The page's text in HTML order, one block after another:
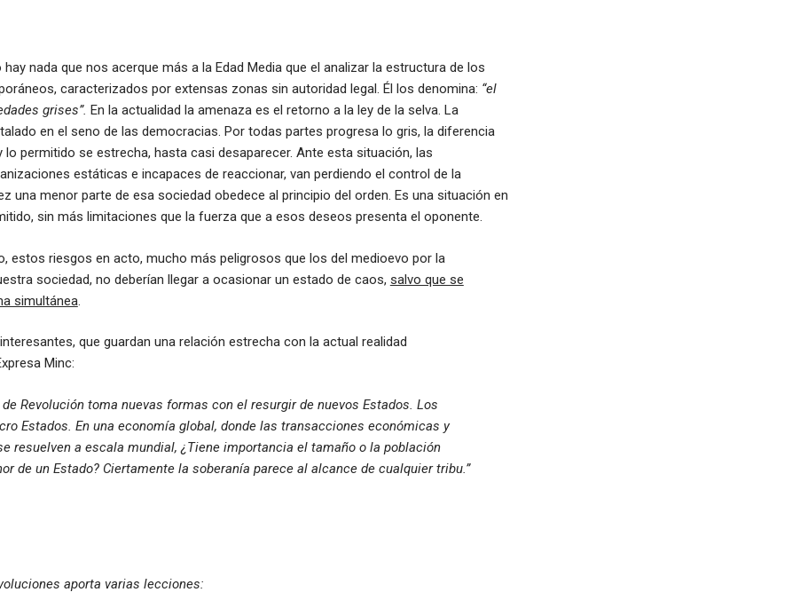
hay nada que nos acerque más a la Edad Media que el analizar la estructura de los
caracterizados por extensas zonas sin autoridad legal. Él los denomina: “el
grises”. En la actualidad la amenaza es el retorno a la ley de la selva. La
en el seno de las democracias. Por todas partes progresa lo gris, la diferencia
lo permitido se estrecha, hasta casi desaparecer. Ante esta situación, las
estáticas e incapaces de reaccionar, van perdiendo el control de la
una menor parte de esa sociedad obedece al principio del orden. Es una situación en
sin más limitaciones que la fuerza que a esos deseos presenta el oponente.
estos riesgos en acto, mucho más peligrosos que los del medioevo por la
sociedad, no deberían llegar a ocasionar un estado de caos, salvo que se
simultánea.
que guardan una relación estrecha con la actual realidad
Minc:
de Revolución toma nuevas formas con el resurgir de nuevos Estados. Los
Estados. En una economía global, donde las transacciones económicas y
resuelven a escala mundial, ¿Tiene importancia el tamaño o la población
de un Estado? Ciertamente la soberanía parece al alcance de cualquier tribu.”
aporta varias lecciones: